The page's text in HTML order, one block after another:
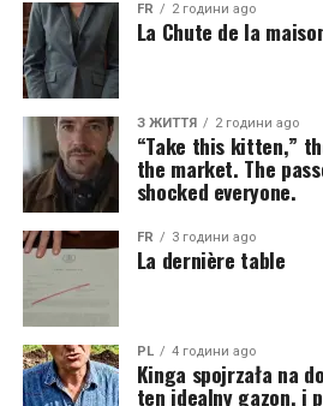
FR 2 години ago
La Chute de la
З ЖИТТЯ 2 години ago
“Take this kitten,”
the market. The
shocked everyone.
FR 3 години ago
La dernière table
PL 4 години ago
Kinga spojrzała na
ten idealny gazon, i